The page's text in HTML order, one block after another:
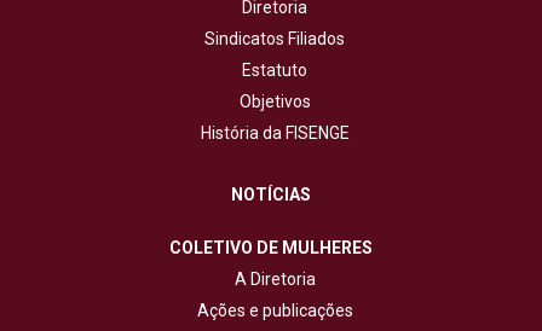
Diretoria
Sindicatos Filiados
Estatuto
Objetivos
História da FISENGE
NOTÍCIAS
COLETIVO DE MULHERES
A Diretoria
Ações e publicações